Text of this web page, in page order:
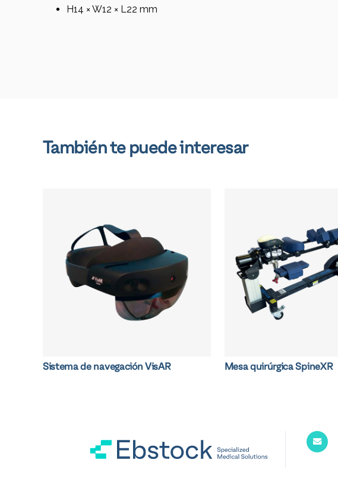
H14 × W12 × L22 mm
También te puede interesar
Sistema de navegación VisAR Mesa quirúrgica SpineXR